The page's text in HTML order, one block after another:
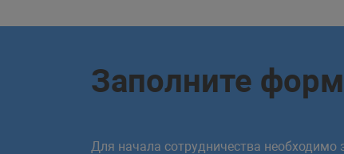
Заполните
Для начала сотрудничества необходимо